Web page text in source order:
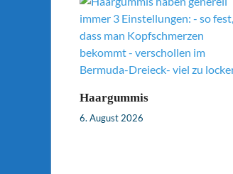
Haargummis
6. August 2026